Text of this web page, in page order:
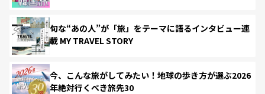
旬な“あの人”が「旅」をテーマに語るインタビュー連
載 MY TRAVEL STORY
今、こんな旅がしてみたい！地球の歩き方が選ぶ2026
年絶対行くべき旅先30